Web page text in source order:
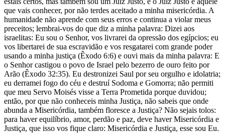
que vais conhecer, por não terdes aceitado a minha misericórdia. A
humanidade não aprende com seus erros e continua a violar meus
preceitos; lembrai-vos do que diz a minha palavra: Dizei aos
israelitas: Eu sou o Senhor, vos livrarei da opressão dos egípcios; eu
vos libertarei de sua escravidão e vos resgatarei com grande poder
usando a minha justiça (Êxodo 6:6) e ouvi mais da minha palavra: E
o Senhor castigou o povo de Israel pelo bezerro de ouro feito por
Arão (Êxodo 32:35). Eu destronizei Saul por seu orgulho e idolatria;
eu derramei fogo do céu e destruí Sodoma e Gomorra; não permiti
que meu Servo Moisés visse a Terra Prometida porque duvidou;
então, por que não conheceis minha Justiça, não sabeis que onde
abunda a Misericórdia, também floresce a Justiça? Não sejais tolos:
para haver equilíbrio, amor, perdão e paz, deve haver Misericórdia e
Justiça, que isso vos fique claro: Misericórdia e Justiça, esse sou Eu.